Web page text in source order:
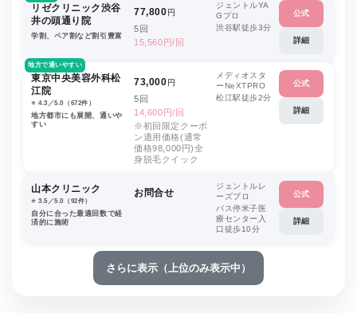
リゼクリニック渋谷
井の頭通り院
学割、ペア割など割引豊富
77,800円
5回
15,560円/回
ジェントルYA
Gプロ
渋谷駅徒歩3分
公式
詳細
地方で通いやすい
東京中央美容外科松
江院
⭐️ 4.3／5.0（672件）
地方都市にも展開、通いや
すい
73,000円
5回
14,600円/回
※初回限定クーポ
ン適用価格(通常
価格98,000円)全
身脱毛クイック
メディオスタ
ーNeXTPRO
松江駅徒歩2分
公式
詳細
山本クリニック
⭐️ 3.5／5.0（92件）
自分に合った最適回数で経
済的に施術
お問合せ
ジェントルレ
ーズプロ
バス停米子医
療センター入
口徒歩10分
公式
詳細
さらに表示（上位のみ表示中）